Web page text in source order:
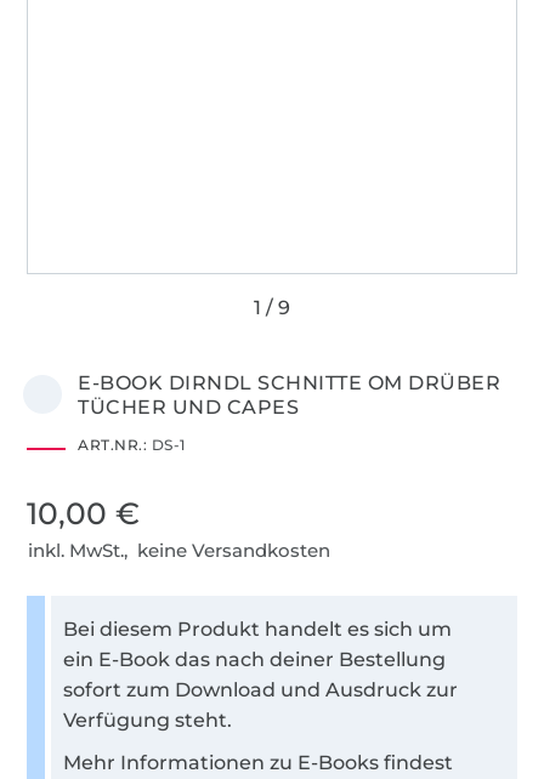
E-BOOK DIRNDL SCHNITTE OM DRÜBER
TÜCHER UND CAPES
ART.NR.: DS-1
10,00 €
inkl. MwSt., keine Versandkosten
Bei diesem Produkt handelt es sich um
ein E-Book das nach deiner Bestellung
sofort zum Download und Ausdruck zur
Verfügung steht.
Mehr Informationen zu E-Books findest